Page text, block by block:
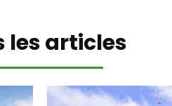
les articles